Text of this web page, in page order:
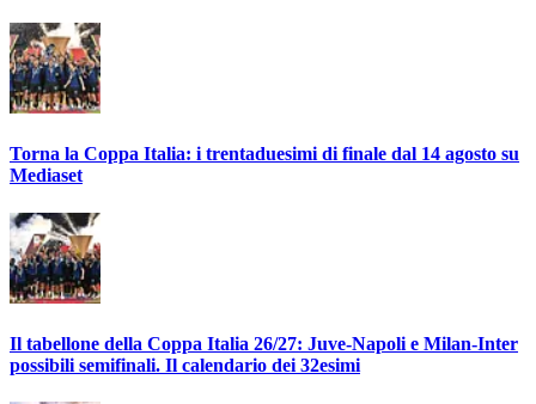
Torna la Coppa Italia: i trentaduesimi di finale dal 14 agosto su
Mediaset
Il tabellone della Coppa Italia 26/27: Juve-Napoli e Milan-Inter
possibili semifinali. Il calendario dei 32esimi